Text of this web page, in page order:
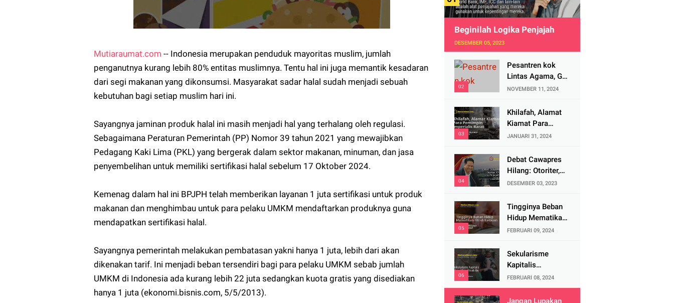
Mutiaraumat.com -- Indonesia merupakan penduduk mayoritas muslim, jumlah
penganutnya kurang lebih 80% entitas muslimnya. Tentu hal ini juga memantik kesadaran
dari segi makanan yang dikonsumsi. Masyarakat sadar halal sudah menjadi sebuah
kebutuhan bagi setiap muslim hari ini.
Sayangnya jaminan produk halal ini masih menjadi hal yang terhalang oleh regulasi.
Sebagaimana Peraturan Pemerintah (PP) Nomor 39 tahun 2021 yang mewajibkan
Pedagang Kaki Lima (PKL) yang bergerak dalam sektor makanan, minuman, dan jasa
penyembelihan untuk memiliki sertifikasi halal sebelum 17 Oktober 2024.
Kemenag dalam hal ini BPJPH telah memberikan layanan 1 juta sertifikasi untuk produk
makanan dan menghimbau untuk para pelaku UMKM mendaftarkan produknya guna
mendapatkan sertifikasi halal.
Sayangnya pemerintah melakukan pembatasan yakni hanya 1 juta, lebih dari akan
dikenakan tarif. Ini menjadi beban tersendiri bagi para pelaku UMKM sebab jumlah
UMKM di Indonesia ada kurang lebih 22 juta sedangkan kuota gratis yang disediakan
hanya 1 juta (ekonomi.bisnis.com, 5/5/2013).
Beginilah Logika Penjajah
DESEMBER 05, 2023
Pesantren kok
Lintas Agama, Ga
Bahaya Tah?
NOVEMBER 11, 2024
Khilafah, Alamat
Kiamat Para
Pemimpin
JANUARI 31, 2024
Debat Cawapres
Hilang: Otoriter,
KPU Pengawal
Demokrasi?
DESEMBER 03, 2023
Tingginya Beban
Hidup Mematikan
Fitrah Keibuan
FEBRUARI 09, 2024
Sekularisme
Kapitalis
Mematikan Fitrah
Ibu
FEBRUARI 08, 2024
Jangan Lupakan